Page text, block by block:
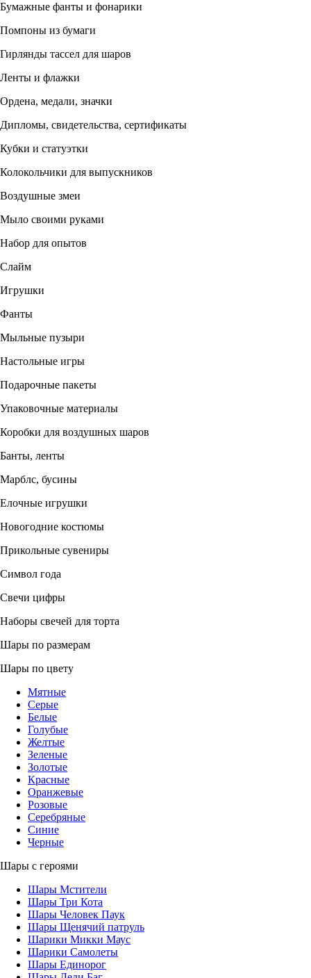
Бумажные фанты и фонарики
Помпоны из бумаги
Гирлянды тассел для шаров
Ленты и флажки
Ордена, медали, значки
Дипломы, свидетельства, сертификаты
Кубки и статуэтки
Колокольчики для выпускников
Воздушные змеи
Мыло своими руками
Набор для опытов
Слайм
Игрушки
Фанты
Мыльные пузыри
Настольные игры
Подарочные пакеты
Упаковочные материалы
Коробки для воздушных шаров
Банты, ленты
Марблс, бусины
Елочные игрушки
Новогодние костюмы
Прикольные сувениры
Символ года
Свечи цифры
Наборы свечей для торта
Шары по размерам
Шары по цвету
Мятные
Серые
Белые
Голубые
Желтые
Зеленые
Золотые
Красные
Оранжевые
Розовые
Серебряные
Синие
Черные
Шары с героями
Шары Мстители
Шары Три Кота
Шары Человек Паук
Шары Щенячий патруль
Шарики Микки Маус
Шарики Самолеты
Шары Единорог